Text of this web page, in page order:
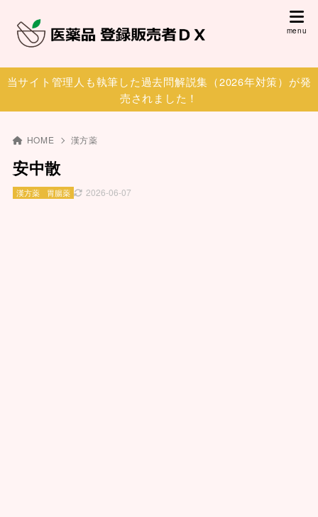
当サイト管理人も執筆した過去問解説集（2026年対策）が発
売されました！
HOME 漢方薬
安中散
2026-06-07
漢方薬 胃腸薬